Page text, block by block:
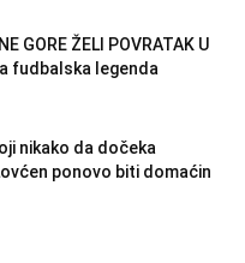
GORE ŽELI POVRATAK U
fudbalska legenda
nikako da dočeka
ponovo biti domaćin